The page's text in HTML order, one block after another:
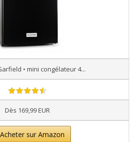
• mini congélateur 4...
Dès 169,99 EUR
Acheter sur Amazon